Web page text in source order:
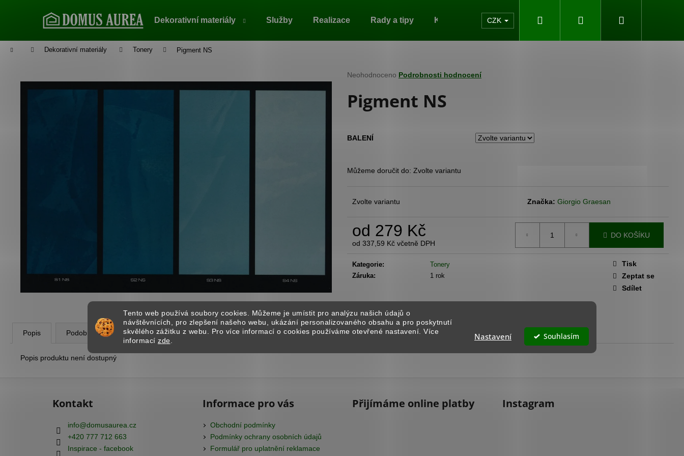
Tento web používá soubory cookies. Můžeme je umístit pro analýzu našich údajů o
návštěvnících, pro zlepšení našeho webu, ukázání personalizovaného obsahu a pro poskytnutí
skvělého zážitku z webu. Pro více informací o cookies používáme otevřené nastavení. Více
informací zde Souhlasím
Nastavení
Dekorativní materiály Služby Realizace Rady a tipy Kontakty CZK Hledat PřihlášeníNákupní
Domů Dekorativní materiály Tonery Pigment NS
Průměrné
produktu
je
hvězdiček.
Neohodnoceno Podrobnosti hodnocení
Pigment NS
BALENÍ
Můžeme doručit do: Zvolte variantu
Zvolte variantu Značka:Giorgio Graesan
od 279 Kč
od 337,59 Kč včetně DPH
cena:
DO KOŠÍKU
Kategorie:
Tonery
Záruka: 1 rok
Tisk
Zeptat se
Sdílet
Popis Podobné (8) Diskuze
Popis produktu není dostupný
í
Zpět
do
Zpět
do
HLEDAT
Následující
BENÁTSKÝ ŠTUK - BÉŽOVÝ ODSTÍN
1 651 Kč
Kontakt
info@domusaurea.cz
+420 777 712 663
Inspirace - facebook
Informace pro vás
Obchodní podmínky
Podmínky ochrany osobních údajů
Formulář pro uplatnění reklamace
Přijímáme online platby Instagram